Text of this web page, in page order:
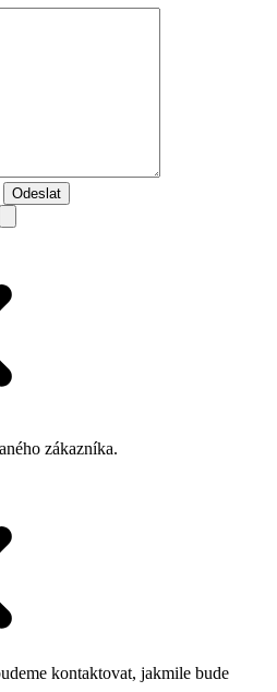
Odeslat
zákazníka.
kontaktovat, jakmile bude